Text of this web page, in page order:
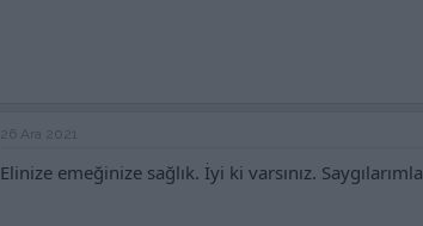
26 Ara 2021
Elinize emeğinize sağlık. İyi ki varsınız. Saygılarımla